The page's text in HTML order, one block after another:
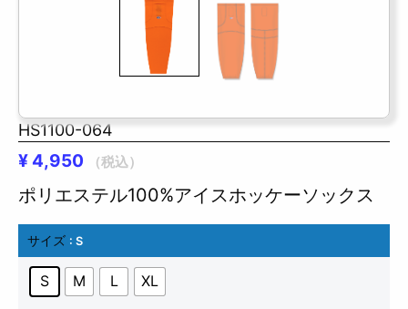
HS1100-064
¥ 4,950 （税込）
ポリエステル100%アイスホッケーソックス
サイズ : S
S M L XL